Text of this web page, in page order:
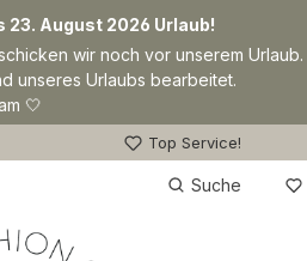
23. August 2026 Urlaub!
wir noch vor unserem Urlaub.
unseres Urlaubs bearbeitet.
🤍
Top Service!
Suche